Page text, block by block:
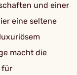
und einer
eine seltene
macht die
für